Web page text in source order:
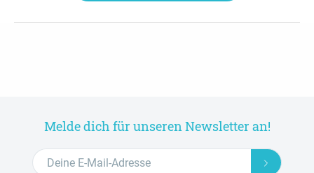
Melde dich für unseren Newsletter an!